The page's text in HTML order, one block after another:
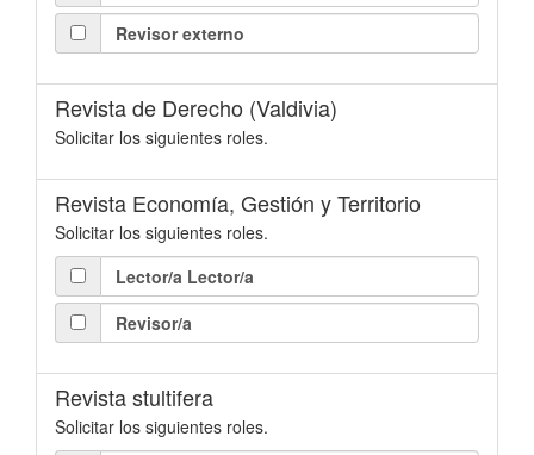
Revisor externo
Revista de Derecho (Valdivia)
Solicitar los siguientes roles.
Revista Economía, Gestión y Territorio
Solicitar los siguientes roles.
Lector/a Lector/a
Revisor/a
Revista stultifera
Solicitar los siguientes roles.